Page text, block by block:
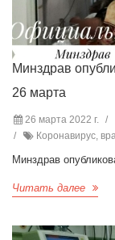
Минздрав
26 марта
26 марта 2022 г.
Коронавирус,
Минздрав
Читать далее